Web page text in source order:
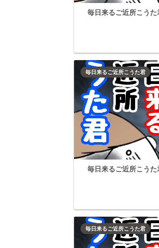
毎日来るご近所こう
毎日来るご近所こうた
毎日来るご近所こうた君
毎日来るご近所こうた君